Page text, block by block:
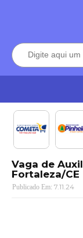
Vaga de
Fortaleza/CE
7.11.24